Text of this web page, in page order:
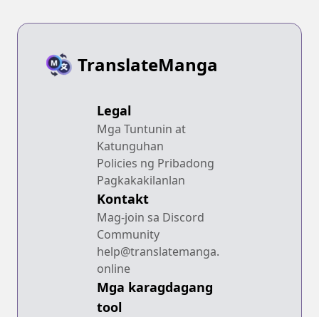
TranslateManga
Legal
Mga Tuntunin at
Katunguhan
Policies ng Pribadong
Pagkakakilanlan
Kontakt
Mag-join sa Discord
Community
help@translatemanga.
online
Mga karagdagang
tool